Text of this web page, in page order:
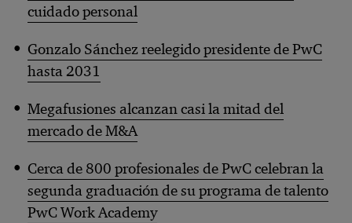
cuidado personal
Gonzalo Sánchez reelegido presidente de PwC
hasta 2031
Megafusiones alcanzan casi la mitad del
mercado de M&A
Cerca de 800 profesionales de PwC celebran la
segunda graduación de su programa de talento
PwC Work Academy